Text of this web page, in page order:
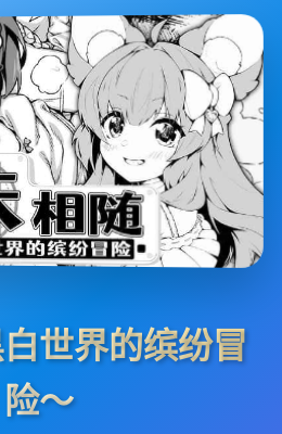
世界的缤纷冒
险～